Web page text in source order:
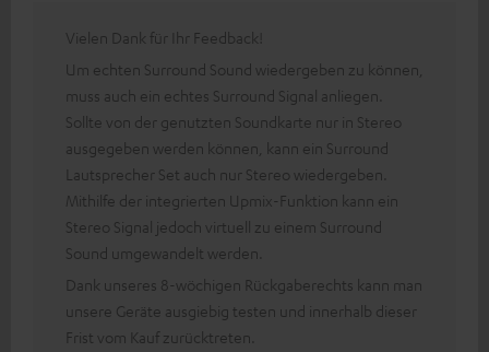
Vielen Dank für Ihr Feedback!
Um echten Surround Sound wiedergeben zu können,
muss auch ein echtes Surround Signal anliegen.
Sollte von der genutzten Soundkarte nur in Stereo
ausgegeben werden können, kann ein Surround
Lautsprecher Set auch nur Stereo wiedergeben.
Mithilfe der integrierten Upmix-Funktion kann ein
Stereo Signal jedoch virtuell zu einem Surround
Sound umgewandelt werden.
Dank unseres 8-wöchigen Rückgaberechts kann man
unsere Geräte ausgiebig testen und innerhalb dieser
Frist vom Kauf zurücktreten.